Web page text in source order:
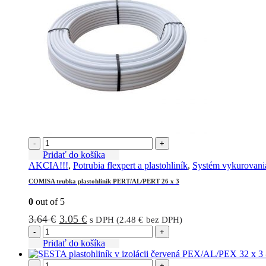
- +
Pridať do košíka
AKCIA!!!, Potrubia flexpert a plastohliník, Systém
COMISA trubka plastohliník PERT/AL/PERT 26 x 3
0 out of 5
3.64€ Pôvodná
bola:
3.64 €.
3.05€Aktuálna
je:
3.05 €.
s DPH (2.48€ bez DPH)
- +
Pridať do košíka